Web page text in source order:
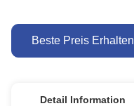
Beste Preis Erhalten
Detail Information